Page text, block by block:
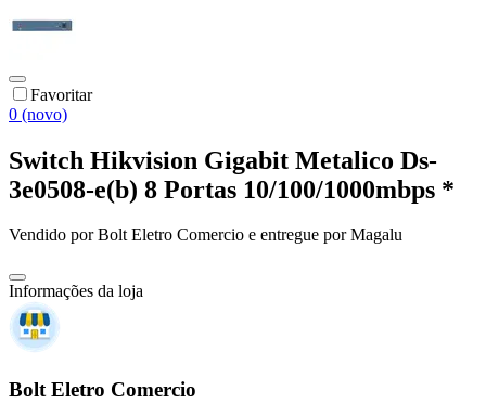
Favoritar
0 (novo)
Switch Hikvision Gigabit Metalico Ds-
3e0508-e(b) 8 Portas 10/100/1000mbps *
Vendido porBolt Eletro Comercio e entregue por Magalu
Informações da loja
Bolt Eletro Comercio